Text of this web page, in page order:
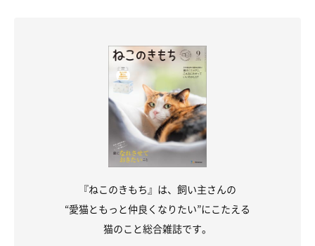
ブリ丸も、ごはんはあげれば確実に食べるのでごはんデータはど
んどん提供してくれています。
上の猫様チームにも入っているのですが、実は、ブリ丸には血の
「おでん」（ベンガル♂０才）
の５月に我が家にやってきた、ごはん大好きやんちゃボーイ
『ねこのきもち』は、飼い主さんの
“愛猫ともっと仲良くなりたい”にこたえる
猫のこと総合雑誌です。